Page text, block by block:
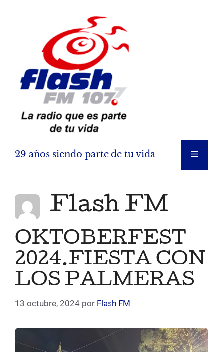
29 años siendo parte de tu vida Menú
Flash FM
OKTOBERFEST
2024.FIESTA CON
LOS PALMERAS
13 octubre, 2024 por Flash FM